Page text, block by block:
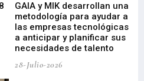
GAIA y MIK desarrollan una
metodología para ayudar a
las empresas tecnológicas
a anticipar y planificar sus
necesidades de talento
28-Julio-2026